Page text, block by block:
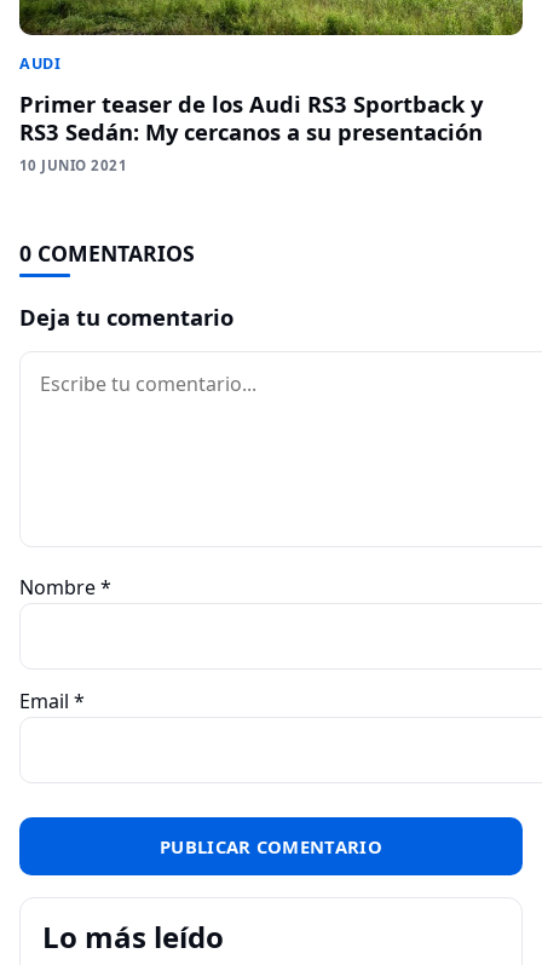
AUDI
Primer teaser de los Audi RS3 Sportback y
RS3 Sedán: My cercanos a su presentación
10 JUNIO 2021
0 COMENTARIOS
Deja tu comentario
Comentario
Nombre*
Email *
Lo más leído